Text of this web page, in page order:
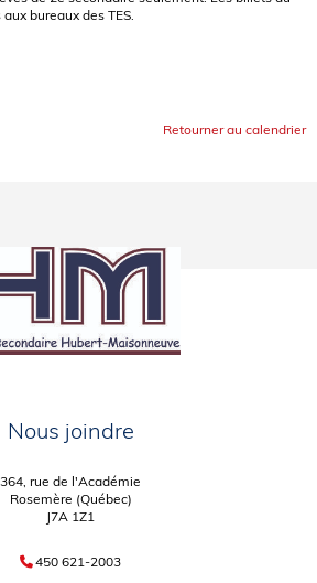
bureaux des TES.
Retourner au calendrier
Nous joindre
364, rue de l'Académie
Rosemère (Québec)
J7A 1Z1
450 621-2003